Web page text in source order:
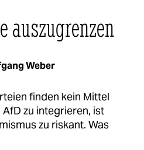
auszugrenzen
Weber
finden kein Mittel
zu integrieren, ist
zu riskant. Was